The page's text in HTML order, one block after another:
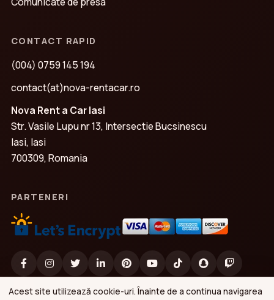
CONTACT RAPID
(004) 0759 145 194
contact(at)nova-rentacar.ro
Nova Rent a Car Iasi
Str. Vasile Lupu nr 13, Intersectie Bucsinescu
Iasi, Iasi
700309, Romania
PARTENERI
Acest site utilizează cookie-uri. Înainte de a continua navigarea